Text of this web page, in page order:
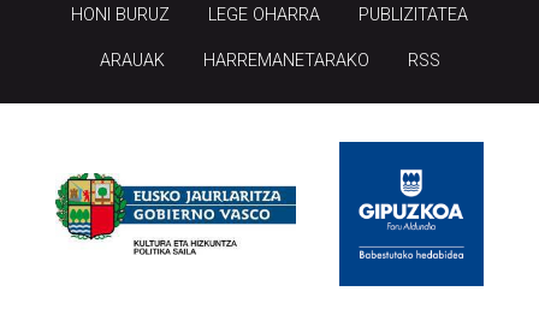
HONI BURUZ LEGE OHARRA PUBLIZITATEA
ARAUAK HARREMANETARAKO RSS